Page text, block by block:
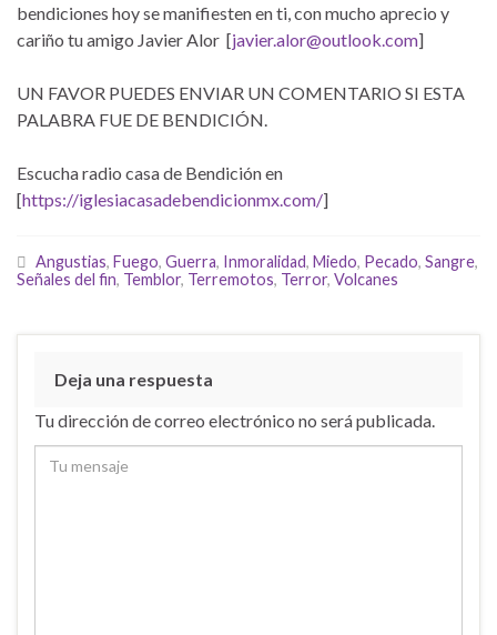
bendiciones hoy se manifiesten en ti, con mucho aprecio y
cariño tu amigo Javier Alor [javier.alor@outlook.com]
UN FAVOR PUEDES ENVIAR UN COMENTARIO SI ESTA
PALABRA FUE DE BENDICIÓN.
Escucha radio casa de Bendición en
[https://iglesiacasadebendicionmx.com/]
Angustias, Fuego, Guerra, Inmoralidad, Miedo, Pecado, Sangre,
Señales del fin, Temblor, Terremotos, Terror, Volcanes
Deja una respuesta
Tu dirección de correo electrónico no será publicada.